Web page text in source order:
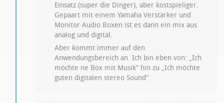
Einsatz (super die Dinger), aber kostspieliger.
Gepaart mit einem Yamaha Verstärker und
Monitor Audio Boxen ist es dann ein mix aus
analog und digital.
Aber kommt immer auf den
Anwendungsbereich an. Ich bin eben von: „Ich
möchte ne Box mit Musik“ hin zu „Ich möchte
guten digitalen stereo Sound“.